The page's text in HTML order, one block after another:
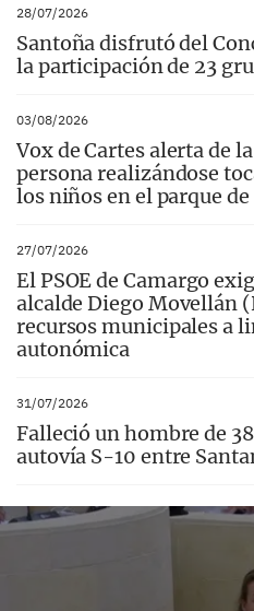
28/07/2026
Santoña disfrutó del
la participación de 23
03/08/2026
Vox de Cartes alerta de
persona realizándose
los niños en el parque
27/07/2026
El PSOE de Camargo
alcalde Diego Movellán
recursos municipales a
autonómica
31/07/2026
Falleció un hombre de
autovía S-10 entre